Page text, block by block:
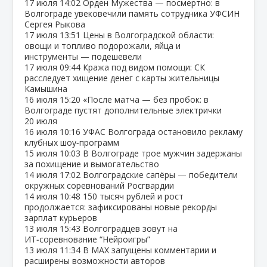
17 июля 14:02 Орден Мужества — посмертно: в
Волгограде увековечили память сотрудника УФСИН
Сергея Рыкова
17 июля 13:51 Цены в Волгоградской области:
овощи и топливо подорожали, яйца и
инструменты — подешевели
17 июля 09:44 Кража под видом помощи: СК
расследует хищение денег с карты жительницы
Камышина
16 июля 15:20 «После матча — без пробок: в
Волгограде пустят дополнительные электрички
20 июля
16 июля 10:16 УФАС Волгограда остановило рекламу
клубных шоу‑программ
15 июля 10:03 В Волгограде трое мужчин задержаны
за похищение и вымогательство
14 июля 17:02 Волгоградские сапёры — победители
окружных соревнований Росгвардии
14 июля 10:48 150 тысяч рублей и рост
продолжается: зафиксированы новые рекорды
зарплат курьеров
13 июля 15:43 Волгоградцев зовут на
ИТ‑соревнование “Нейроигры”
13 июля 11:34 В МАХ запущены комментарии и
расширены возможности авторов